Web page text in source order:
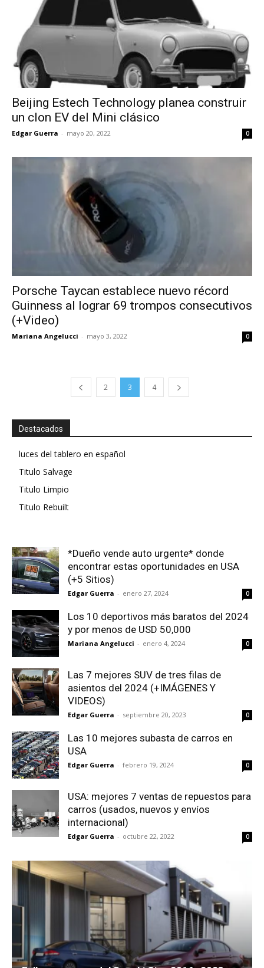
Beijing Estech Technology planea construir
un clon EV del Mini clásico
Edgar Guerra - mayo 20, 2022 0
Porsche Taycan establece nuevo récord
Guinness al lograr 69 trompos consecutivos
(+Video)
Mariana Angelucci - mayo 3, 2022 0
2 3 4
Destacados
luces del tablero en español
Titulo Salvage
Titulo Limpio
Titulo Rebuilt
*Dueño vende auto urgente* donde
encontrar estas oportunidades en USA
(+5 Sitios)
Edgar Guerra - enero 27, 2024 0
Los 10 deportivos más baratos del 2024
y por menos de USD 50,000
Mariana Angelucci - enero 4, 2024 0
Las 7 mejores SUV de tres filas de
asientos del 2024 (+IMÁGENES Y
VIDEOS)
Edgar Guerra - septiembre 20, 2023 0
Las 10 mejores subasta de carros en
USA
Edgar Guerra - febrero 19, 2024 0
USA: mejores 7 ventas de repuestos para
carros (usados, nuevos y envíos
internacional)
Edgar Guerra - octubre 22, 2022 0